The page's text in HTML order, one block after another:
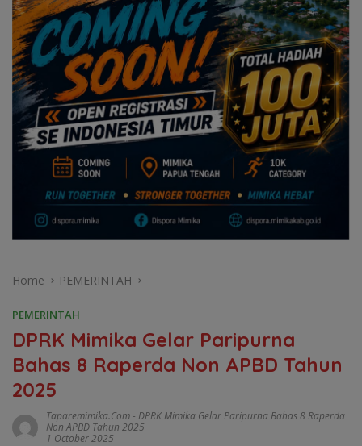
Home PEMERINTAH
PEMERINTAH
DPRK Mimika Gelar Paripurna
Bahas 8 Raperda Non APBD Tahun
2025
Taparemimika.com- DPRK Mimika Gelar Paripurna Bahas 8 Raperda
Non APBD Tahun 2025
1 October 2025